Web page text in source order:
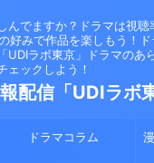
んでますか？ドラマは視
好みで作品を楽しもう！
UDIラボ東京」ドラマのあ
ェックしよう！
配信「UDIラボ
ドラマコラム